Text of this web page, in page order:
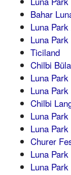
Bahar
Luna
Luna
Ticiland
Chilbi
Luna
Luna
Chilbi
Luna
Luna
Churer
Luna
Luna